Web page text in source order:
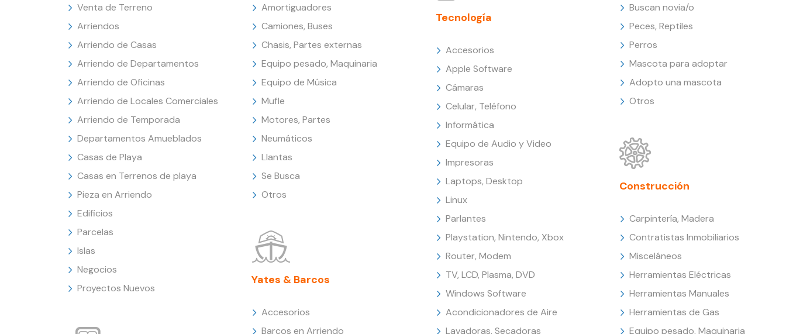
Venta de Terreno
Arriendos
Arriendo de Casas
Arriendo de Departamentos
Arriendo de Oficinas
Arriendo de Locales Comerciales
Arriendo de Temporada
Departamentos Amueblados
Casas de Playa
Casas en Terrenos de playa
Pieza en Arriendo
Edificios
Parcelas
Islas
Negocios
Proyectos Nuevos
Amortiguadores
Camiones, Buses
Chasis, Partes externas
Equipo pesado, Maquinaria
Equipo de Música
Mufle
Motores, Partes
Neumáticos
Llantas
Se Busca
Otros
Yates & Barcos
Accesorios
Barcos en Arriendo
Tecnología
Accesorios
Apple Software
Cámaras
Celular, Teléfono
Informática
Equipo de Audio y Video
Impresoras
Laptops, Desktop
Linux
Parlantes
Playstation, Nintendo, Xbox
Router, Modem
TV, LCD, Plasma, DVD
Windows Software
Acondicionadores de Aire
Lavadoras, Secadoras
Buscan novia/o
Peces, Reptiles
Perros
Mascota para adoptar
Adopto una mascota
Otros
Construcción
Carpintería, Madera
Contratistas Inmobiliarios
Misceláneos
Herramientas Eléctricas
Herramientas Manuales
Herramientas de Gas
Equipo pesado, Maquinaria